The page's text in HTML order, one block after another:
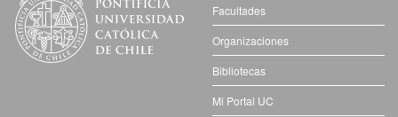
Facultades
Organizaciones
Bibliotecas
Mi Portal UC